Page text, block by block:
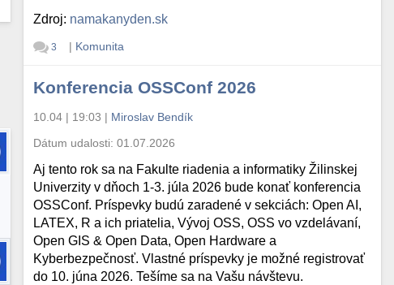
Zdroj: namakanyden.sk
3 | Komunita
Konferencia OSSConf 2026
10.04 | 19:03 | Miroslav Bendík
Dátum udalosti:01.07.2026
Aj tento rok sa na Fakulte riadenia a informatiky Žilinskej
Univerzity v dňoch 1-3. júla 2026 bude konať konferencia
OSSConf. Príspevky budú zaradené v sekciách: Open AI,
LATEX, R a ich priatelia, Vývoj OSS, OSS vo vzdelávaní,
Open GIS & Open Data, Open Hardware a
Kyberbezpečnosť. Vlastné príspevky je možné registrovať
do 10. júna 2026. Tešíme sa na Vašu návštevu.